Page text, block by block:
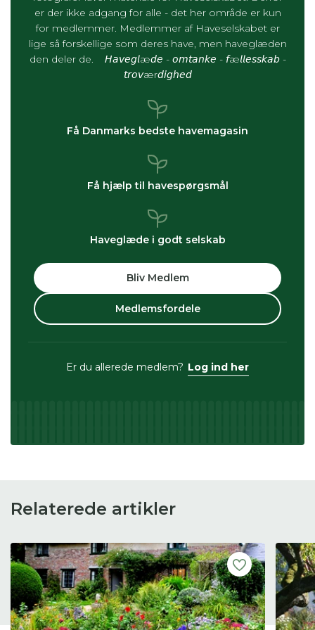
er der ikke adgang for alle - det her område er kun
for medlemmer. Medlemmer af Haveselskabet er
lige så forskellige som deres have, men haveglæden
den deler de. 𝘏𝘢𝘷𝘦𝘨𝘭æ𝘥𝘦 - 𝘰𝘮𝘵𝘢𝘯𝘬𝘦 - 𝘧æ𝘭𝘭𝘦𝘴𝘴𝘬𝘢𝘣 -
𝘵𝘳𝘰𝘷ær𝘥𝘪𝘨𝘩𝘦𝘥
Få Danmarks bedste havemagasin
Få hjælp til havespørgsmål
Haveglæde i godt selskab
Bliv Medlem
Medlemsfordele
Er du allerede medlem? Log ind her
Relaterede artikler